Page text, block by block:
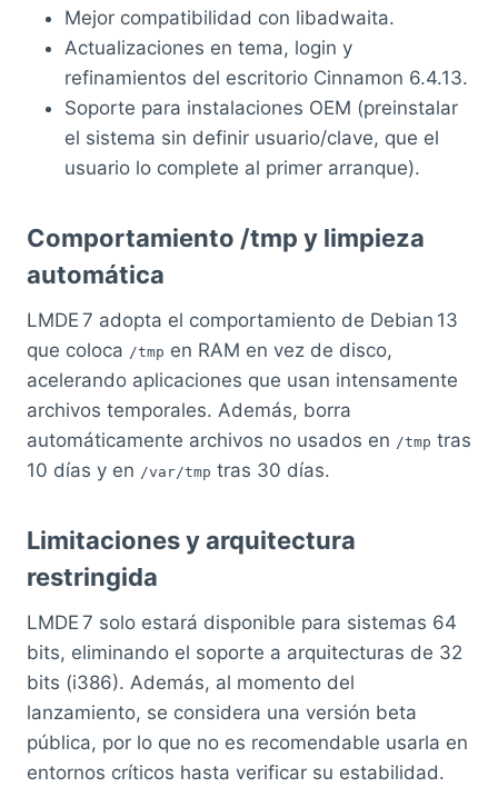
Mejor compatibilidad con libadwaita.
Actualizaciones en tema, login y
refinamientos del escritorio Cinnamon 6.4.13.
Soporte para instalaciones OEM (preinstalar
el sistema sin definir usuario/clave, que el
usuario lo complete al primer arranque).
Comportamiento /tmp y limpieza
automática
LMDE 7 adopta el comportamiento de Debian 13
que coloca /tmp en RAM en vez de disco,
acelerando aplicaciones que usan intensamente
archivos temporales. Además, borra
automáticamente archivos no usados en /tmp tras
10 días y en /var/tmp tras 30 días.
Limitaciones y arquitectura
restringida
LMDE 7 solo estará disponible para sistemas 64
bits, eliminando el soporte a arquitecturas de 32
bits (i386). Además, al momento del
lanzamiento, se considera una versión beta
pública, por lo que no es recomendable usarla en
entornos críticos hasta verificar su estabilidad.